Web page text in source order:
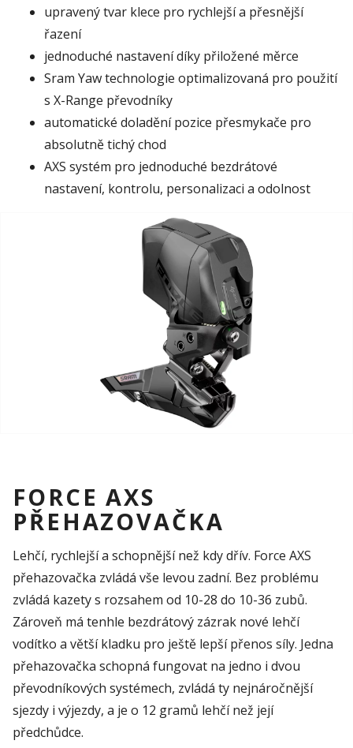
upravený tvar klece pro rychlejší a přesnější
řazení
jednoduché nastavení díky přiložené měrce
Sram Yaw technologie optimalizovaná pro použití
s X-Range převodníky
automatické doladění pozice přesmykače pro
absolutně tichý chod
AXS systém pro jednoduché bezdrátové
nastavení, kontrolu, personalizaci a odolnost
FORCE AXS
PŘEHAZOVAČKA
Lehčí, rychlejší a schopnější než kdy dřív. Force AXS
přehazovačka zvládá vše levou zadní. Bez problému
zvládá kazety s rozsahem od 10-28 do 10-36 zubů.
Zároveň má tenhle bezdrátový zázrak nové lehčí
vodítko a větší kladku pro ještě lepší přenos síly. Jedna
přehazovačka schopná fungovat na jedno i dvou
převodníkových systémech, zvládá ty nejnáročnější
sjezdy i výjezdy, a je o 12 gramů lehčí než její
předchůdce.